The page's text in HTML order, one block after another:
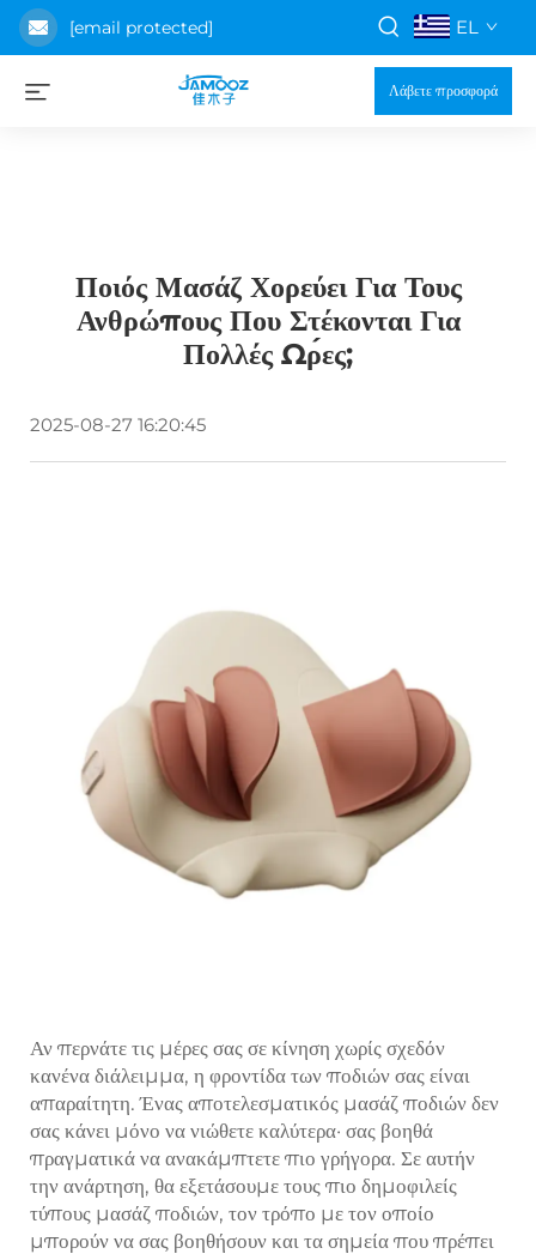
[email protected] EL
Λάβετε προσφορά
Ποιός Μασάζ Χορεύει Για Τους
Ανθρώπους Που Στέκονται Για
Πολλές Ώρες;
2025-08-27 16:20:45
Αν περνάτε τις μέρες σας σε κίνηση χωρίς σχεδόν
κανένα διάλειμμα, η φροντίδα των ποδιών σας είναι
απαραίτητη. Ένας αποτελεσματικός μασάζ ποδιών δεν
σας κάνει μόνο να νιώθετε καλύτερα· σας βοηθά
πραγματικά να ανακάμπτετε πιο γρήγορα. Σε αυτήν
την ανάρτηση, θα εξετάσουμε τους πιο δημοφιλείς
τύπους μασάζ ποδιών, τον τρόπο με τον οποίο
μπορούν να σας βοηθήσουν και τα σημεία που πρέπει